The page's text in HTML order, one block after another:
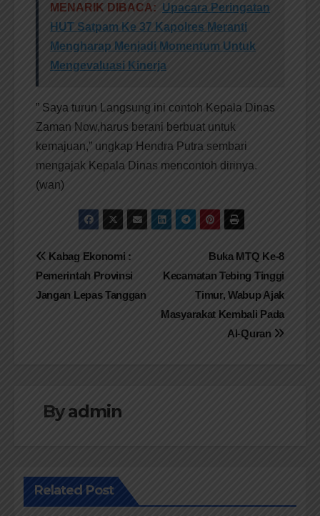
MENARIK DIBACA: Upacara Peringatan
HUT Satpam Ke 37 Kapolres Meranti
Mengharap Menjadi Momentum Untuk
Mengevaluasi Kinerja
” Saya turun Langsung ini contoh Kepala Dinas
Zaman Now,harus berani berbuat untuk
kemajuan,” ungkap Hendra Putra sembari
mengajak Kepala Dinas mencontoh dirinya.
(wan)
Navigasi
pos
Buka MTQ Ke-8
Kecamatan Tebing Tinggi
Timur, Wabup Ajak
Masyarakat Kembali Pada
Al-Quran
Kabag Ekonomi :
Pemerintah Provinsi
Jangan Lepas Tanggan
Byadmin
Related Post